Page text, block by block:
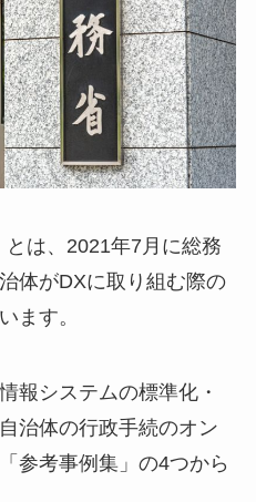
とは、2021年7月に総務
体がDXに取り組む際の
ます。
報システムの標準化・
治体の行政手続のオン
参考事例集」の4つから